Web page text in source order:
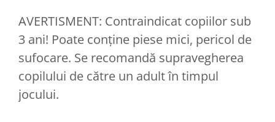
AVERTISMENT: Contraindicat copiilor sub
3 ani! Poate conține piese mici, pericol de
sufocare. Se recomandă supravegherea
copilului de către un adult în timpul
jocului.